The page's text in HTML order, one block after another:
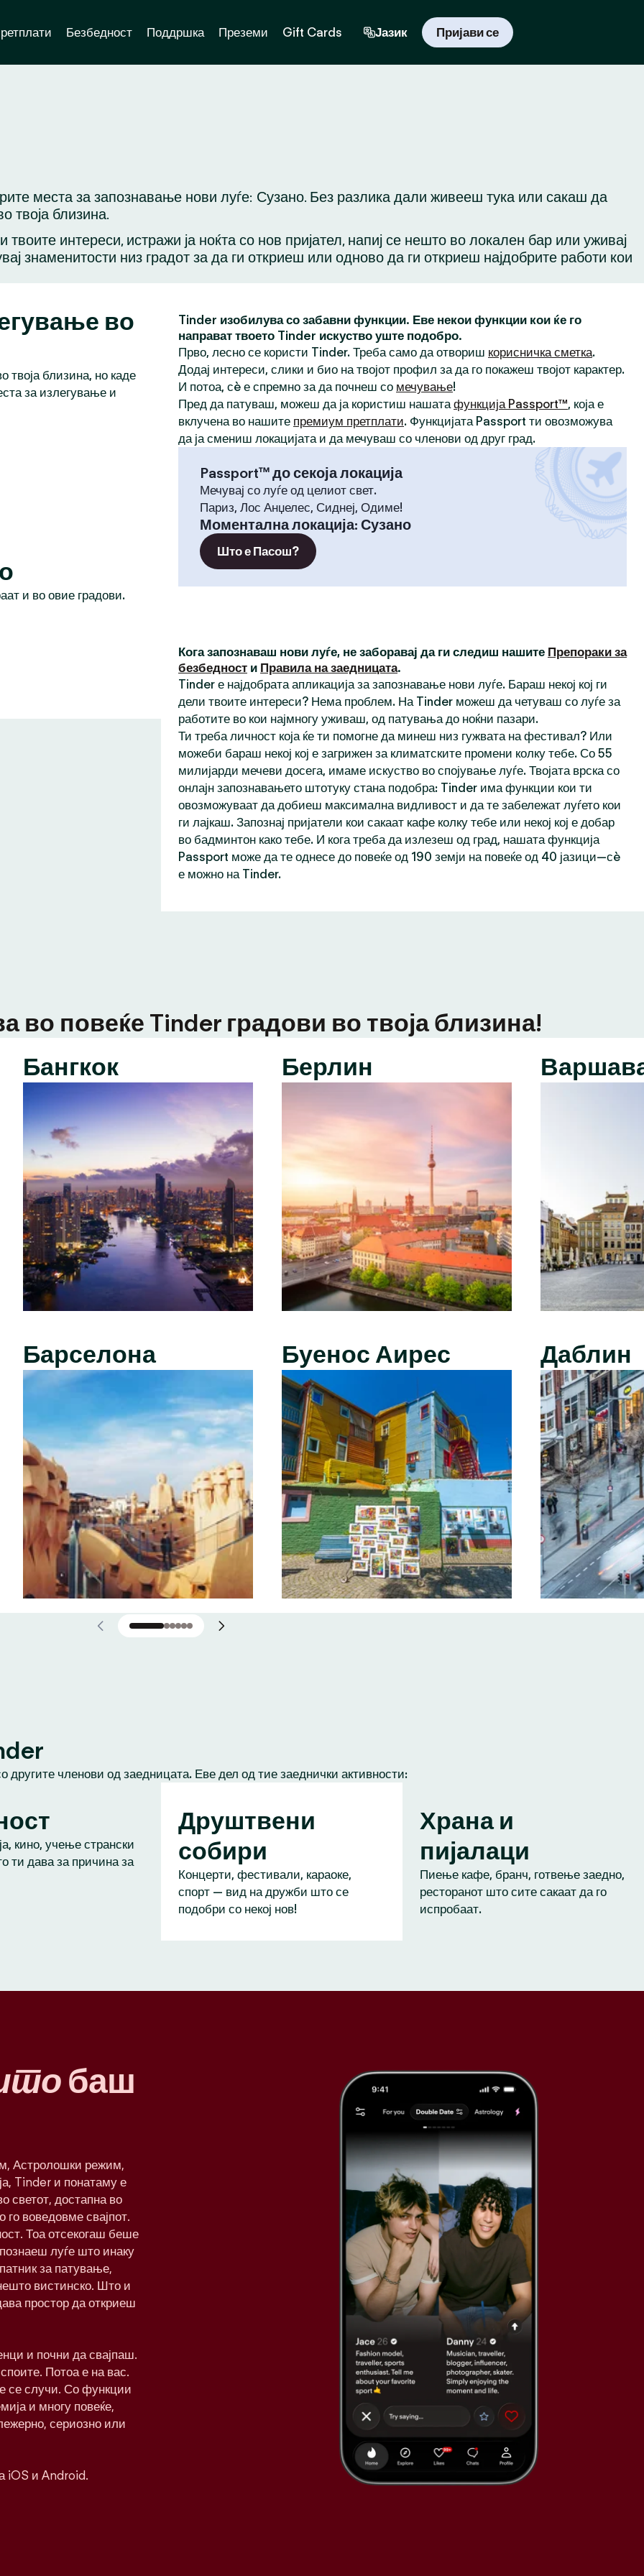
Безбедност Поддршка Преземи Gift Cards Јазик Пријави се
места за запознавање нови луѓе: Сузано. Без разлика дали живееш тука или сакаш да
твоја близина.
интереси, истражи ја ноќта со нов пријател, напиј се нешто во локален бар или уживај
знаменитости низ градот за да ги откриеш или одново да ги откриеш најдобрите работи кои
во
твоја близина, но каде
за излегување и
и во овие градови.
Tinder изобилува со забавни функции. Еве некои функции кои ќе го
направат твоето Tinder искуство уште подобро.
Прво, лесно се користи Tinder. Треба само да отвориш корисничка сметка.
Додај интереси, слики и био на твојот профил за да го покажеш твојот карактер.
И потоа, сè е спремно за да почнеш со мечување!
Пред да патуваш, можеш да ја користиш нашатафункција Passport™, која е
вклучена во нашите премиум претплати. Функцијата Passport ти овозможува
да ја смениш локацијата и да мечуваш со членови од друг град.
Passport™ до секоја локација
Мечувај со луѓе од целиот свет.
Париз, Лос Анџелес, Сиднеј, Одиме!
Моментална локација: Сузано
Што е Пасош?
Кога запознаваш нови луѓе, не заборавај да ги следиш нашите Препораки за
безбедност и Правила на заедницата.
Tinder е најдобрата апликација за запознавање нови луѓе. Бараш некој кој ги
дели твоите интереси? Нема проблем. На Tinder можеш да четуваш со луѓе за
работите во кои најмногу уживаш, од патувања до ноќни пазари.
Ти треба личност која ќе ти помогне да минеш низ гужвата на фестивал? Или
можеби бараш некој кој е загрижен за климатските промени колку тебе. Со 55
милијарди мечеви досега, имаме искуство во спојување луѓе. Твојата врска со
онлајн запознавањето штотуку стана подобра: Tinder има функции кои ти
овозможуваат да добиеш максимална видливост и да те забележат луѓето кои
ги лајкаш. Запознај пријатели кои сакаат кафе колку тебе или некој кој е добар
во бадминтон како тебе. И кога треба да излезеш од град, нашата функција
Passport може да те однесе до повеќе од 190 земји на повеќе од 40 јазици—сè
е можно на Tinder.
во повеќе Tinder градови во твоја близина!
Бангкок
Барселона
Берлин
Буенос Аирес Даблин
членови од заедницата. Еве дел од тие заеднички активности:
кино, учење странски
ти дава за причина за
Друштвени
собири
Концерти, фестивали, караоке,
спорт — вид на дружби што се
подобри со некој нов!
Храна и
пијалаци
Пиење кафе, бранч, готвење заедно,
ресторанот што сите сакаат да го
испробаат.
баш
Астролошки режим,
Tinder и понатаму е
светот, достапна во
го воведовме свајпот.
Тоа отсекогаш беше
луѓе што инаку
за патување,
вистинско. Што и
простор да откриеш
и почни да свајпаш.
споите. Потоа е на вас.
се случи. Со функции
и многу повеќе,
сериозно или
iOS и Android.